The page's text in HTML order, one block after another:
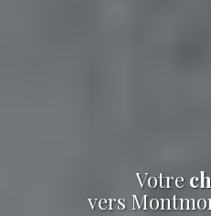
Votre
vers